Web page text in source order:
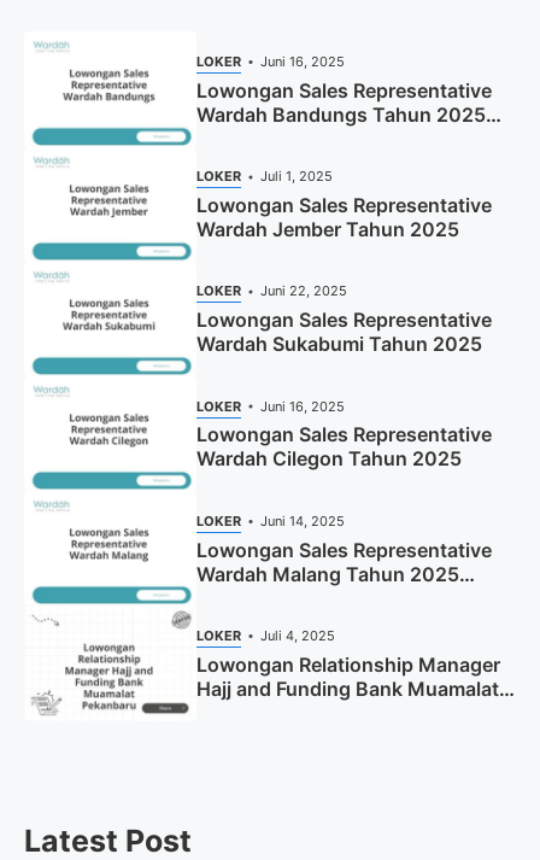
LOKER Juni 16, 2025
Lowongan Sales Representative
Wardah Bandungs Tahun 2025
LOKER Juli 1, 2025
Lowongan Sales Representative
Wardah Jember Tahun 2025
LOKER Juni 22, 2025
Lowongan Sales Representative
Wardah Sukabumi Tahun 2025
LOKER Juni 16, 2025
Lowongan Sales Representative
Wardah Cilegon Tahun 2025
LOKER Juni 14, 2025
Lowongan Sales Representative
Wardah Malang Tahun 2025
LOKER Juli 4, 2025
Lowongan Relationship Manager
Hajj and Funding Bank Muamalat
Latest Post